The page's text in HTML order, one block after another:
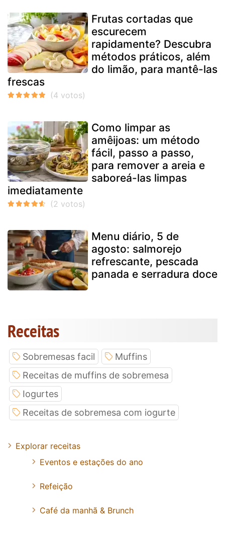
Frutas cortadas que
escurecem
rapidamente? Descubra
métodos práticos, além
do limão, para mantê-las
frescas
Como limpar as
amêijoas: um método
fácil, passo a passo,
para remover a areia e
saboreá-las limpas
imediatamente
Menu diário, 5 de
agosto: salmorejo
refrescante, pescada
panada e serradura doce
Receitas
Sobremesas facil
Muffins
Receitas de muffins de sobremesa
Iogurtes
Receitas de sobremesa com iogurte
Explorar receitas
Eventos e estações do ano
Refeição
Café da manhã & Brunch